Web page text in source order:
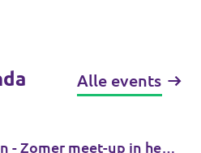
Alle events
- Zomer meet-up in het